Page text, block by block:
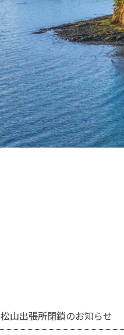
松山出張所閉鎖のお知らせ